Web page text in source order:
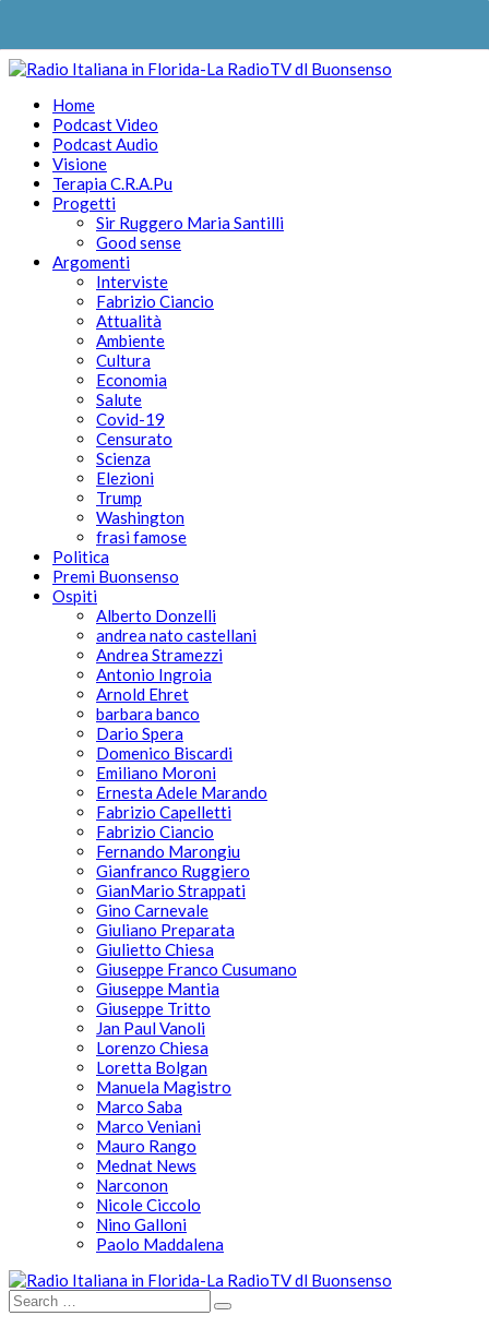
Home
Podcast Video
Podcast Audio
Visione
Terapia C.R.A.Pu
Progetti
Sir Ruggero Maria Santilli
Good sense
Argomenti
Interviste
Fabrizio Ciancio
Attualità
Ambiente
Cultura
Economia
Salute
Covid-19
Censurato
Scienza
Elezioni
Trump
Washington
frasi famose
Politica
Premi Buonsenso
Ospiti
Alberto Donzelli
andrea nato castellani
Andrea Stramezzi
Antonio Ingroia
Arnold Ehret
barbara banco
Dario Spera
Domenico Biscardi
Emiliano Moroni
Ernesta Adele Marando
Fabrizio Capelletti
Fabrizio Ciancio
Fernando Marongiu
Gianfranco Ruggiero
GianMario Strappati
Gino Carnevale
Giuliano Preparata
Giulietto Chiesa
Giuseppe Franco Cusumano
Giuseppe Mantia
Giuseppe Tritto
Jan Paul Vanoli
Lorenzo Chiesa
Loretta Bolgan
Manuela Magistro
Marco Saba
Marco Veniani
Mauro Rango
Mednat News
Narconon
Nicole Ciccolo
Nino Galloni
Paolo Maddalena